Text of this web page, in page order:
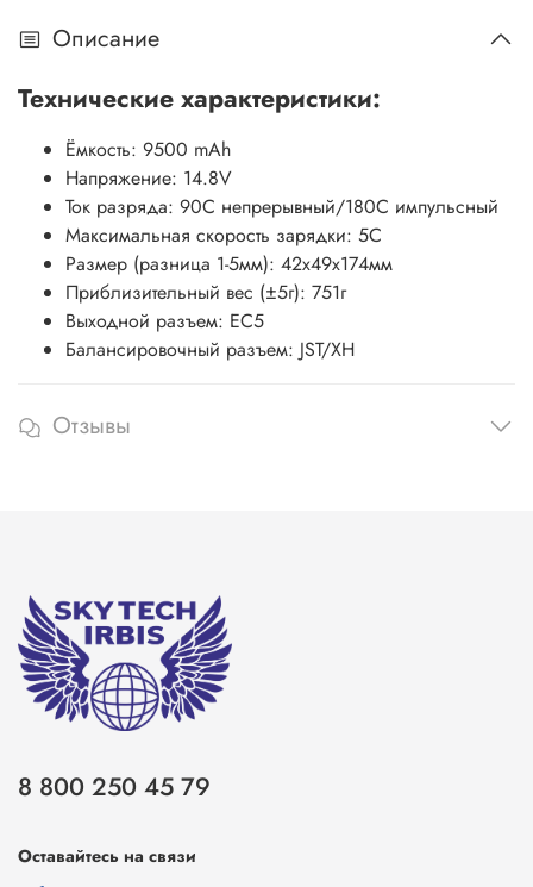
Описание
Технические характеристики:
Ёмкость: 9500 mAh
Напряжение: 14.8V
Ток разряда: 90C непрерывный/180C импульсный
Максимальная скорость зарядки: 5C
Размер (разница 1-5мм): 42х49х174мм
Приблизительный вес (±5г): 751г
Выходной разъем: EC5
Балансировочный разъем: JST/XH
Отзывы
8 800 250 45 79
Оставайтесь на связи